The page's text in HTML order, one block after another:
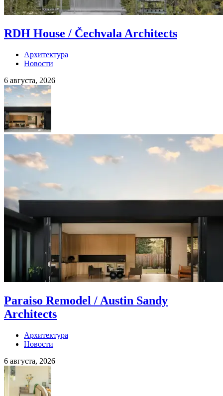
RDH House / Čechvala Architects
Архитектура
Новости
6 августа, 2026
Paraiso Remodel / Austin Sandy
Architects
Архитектура
Новости
6 августа, 2026